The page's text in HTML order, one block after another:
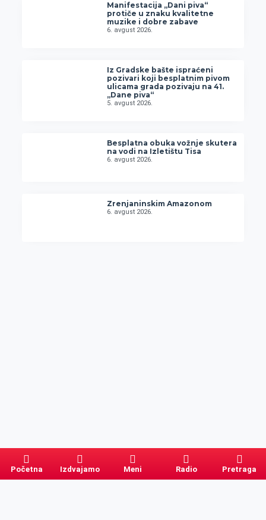
Manifestacija „Dani piva“
protiče u znaku kvalitetne
muzike i dobre zabave
6. avgust 2026.
Iz Gradske bašte ispraćeni
pozivari koji besplatnim pivom
ulicama grada pozivaju na 41.
„Dane piva“
5. avgust 2026.
Besplatna obuka vožnje skutera
na vodi na Izletištu Tisa
6. avgust 2026.
Zrenjaninskim Amazonom
6. avgust 2026.
Početna Izdvajamo Meni Radio Pretraga